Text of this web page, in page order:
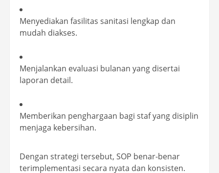
Menyediakan fasilitas sanitasi lengkap dan
mudah diakses.
Menjalankan evaluasi bulanan yang disertai
laporan detail.
Memberikan penghargaan bagi staf yang disiplin
menjaga kebersihan.
Dengan strategi tersebut, SOP benar-benar
terimplementasi secara nyata dan konsisten.